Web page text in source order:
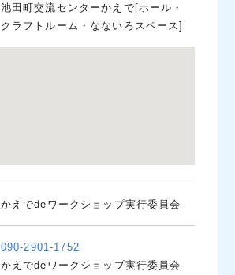
池田町交流センターかえで[ホール・
クラフトルーム・なないろスペース]
かえでdeワークショップ実行委員会
090-2901-1752
かえでdeワークショップ実行委員会